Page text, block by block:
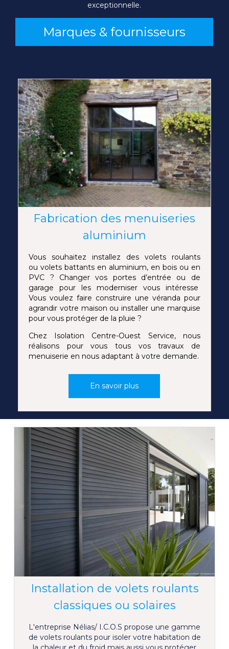
exceptionnelle.
Marques & fournisseurs
Fabrication des menuiseries
aluminium
Vous souhaitez installez des volets roulants
ou volets battants en aluminium, en bois ou en
PVC ? Changer vos portes d’entrée ou de
garage pour les moderniser vous intéresse
Vous voulez faire construire une véranda pour
agrandir votre maison ou installer une marquise
pour vous protéger de la pluie ?
Chez Isolation Centre-Ouest Service, nous
réalisons pour vous tous vos travaux de
menuiserie en nous adaptant à votre demande.
Installation de volets roulants
classiques ou solaires
L'entreprise Nélias/ I.C.O.S propose une gamme
de volets roulants pour isoler votre habitation de